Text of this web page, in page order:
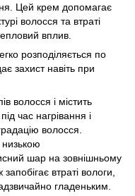
Цей крем допомагає
волосся та втраті
вплив.
розподіляється по
захист навіть при
волосся і містить
час нагрівання і
волосся.
шар на зовнішньому
втраті вологи,
гладеньким.